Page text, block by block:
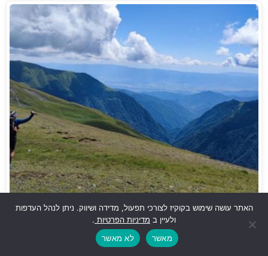
גיאורגיה האחרת - טרק עומק לשטחי בראשית
האתר עושה שימוש בקוקיז לצורכי תפעול, מדידה ושיווק. ניתן לנהל העדפות
ולעיין ב מדיניות הפרטיות .
מאשר
לא מאשר